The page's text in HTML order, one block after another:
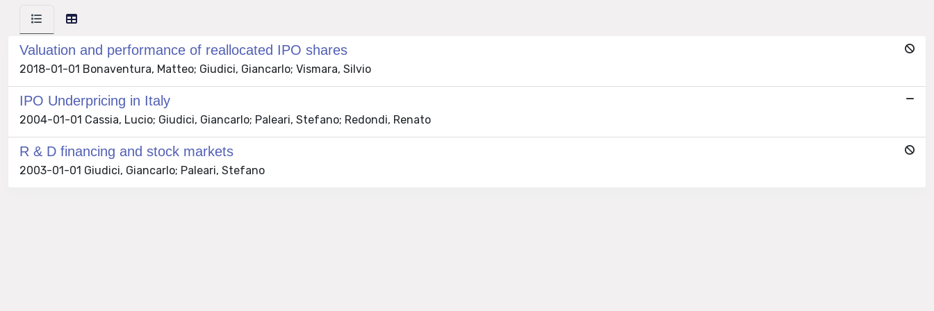
Valuation and performance of reallocated IPO shares
2018-01-01 Bonaventura, Matteo; Giudici, Giancarlo; Vismara, Silvio
IPO Underpricing in Italy
2004-01-01 Cassia, Lucio; Giudici, Giancarlo; Paleari, Stefano; Redondi, Renato
R & D financing and stock markets
2003-01-01 Giudici, Giancarlo; Paleari, Stefano